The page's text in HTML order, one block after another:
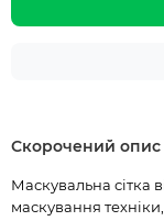
Скорочений опис
Маскувальна сітка
маскування